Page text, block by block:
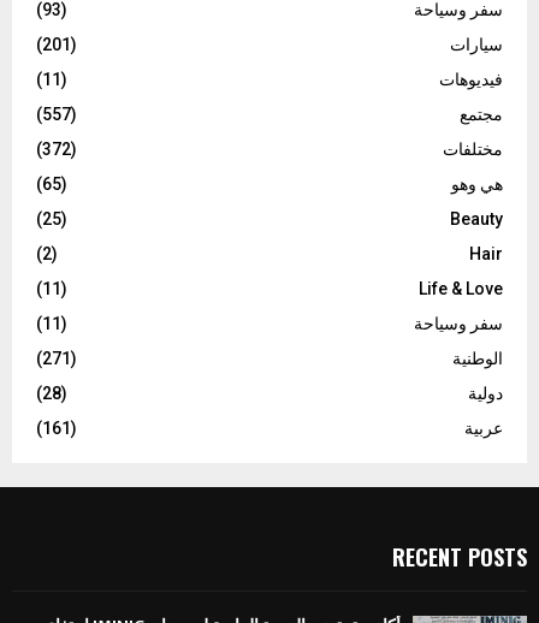
سفر وسياحة
(93)
سيارات
(201)
فيديوهات
(11)
مجتمع
(557)
مختلفات
(372)
هي وهو
(65)
Beauty
(25)
Hair
(2)
Life & Love
(11)
سفر وسياحة
(11)
الوطنية
(271)
دولية
(28)
عربية
(161)
RECENT POSTS